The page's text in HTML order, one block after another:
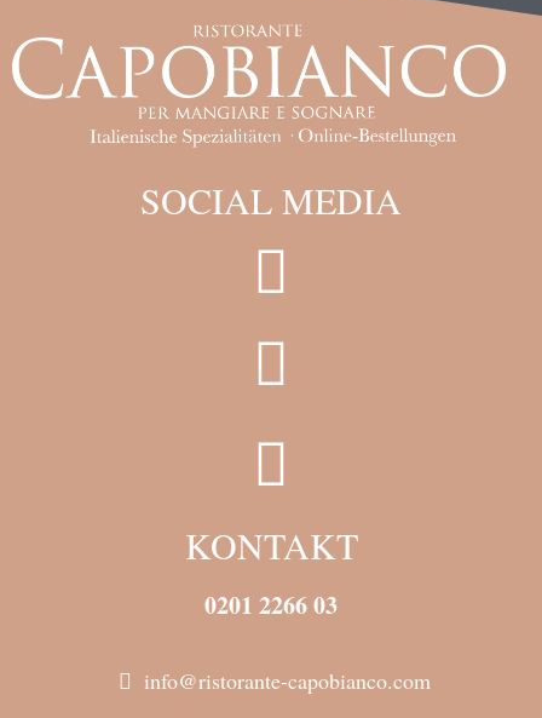
SOCIAL MEDIA
KONTAKT
0201 2266 03
info@ristorante-capobianco.com